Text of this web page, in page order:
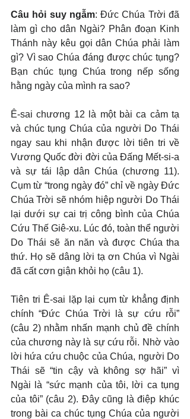
Câu hỏi suy ngẫm: Đức Chúa Trời đã
làm gì cho dân Ngài? Phân đoạn Kinh
Thánh này kêu gọi dân Chúa phải làm
gì? Vì sao Chúa đáng được chúc tụng?
Bạn chúc tụng Chúa trong nếp sống
hằng ngày của mình ra sao?
Ê-sai chương 12 là một bài ca cảm tạ
và chúc tụng Chúa của người Do Thái
ngay sau khi nhận được lời tiên tri về
Vương Quốc đời đời của Đấng Mết-si-a
và sự tái lập dân Chúa (chương 11).
Cụm từ “trong ngày đó” chỉ về ngày Đức
Chúa Trời sẽ nhóm hiệp người Do Thái
lại dưới sự cai trị công bình của Chúa
Cứu Thế Giê-xu. Lúc đó, toàn thể người
Do Thái sẽ ăn năn và được Chúa tha
thứ. Họ sẽ dâng lời tạ ơn Chúa vì Ngài
đã cất cơn giận khỏi họ (câu 1).
Tiên tri Ê-sai lặp lại cụm từ khẳng định
chính “Đức Chúa Trời là sự cứu rỗi”
(câu 2) nhằm nhấn mạnh chủ đề chính
của chương này là sự cứu rỗi. Nhờ vào
lời hứa cứu chuộc của Chúa, người Do
Thái sẽ “tin cậy và không sợ hãi” vì
Ngài là “sức mạnh của tôi, lời ca tụng
của tôi” (câu 2). Đây cũng là điệp khúc
trong bài ca chúc tụng Chúa của người